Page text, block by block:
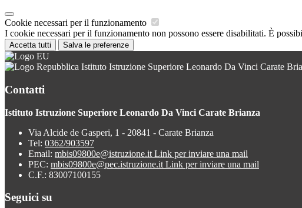
Cookie necessari per il funzionamento
I cookie necessari per il funzionamento non possono essere disabilitati. È
Accetta tutti Salva le preferenze
Istituto Istruzione Superiore Leonardo Da Vinci Carate
Contatti
Istituto Istruzione Superiore Leonardo Da Vinci Carate Brianza
Via Alcide de Gasperi, 1 - 20841 - Carate Brianza
Tel: 0362/903597
Email: mbis09800e@istruzione.it Link per inviare una mail
PEC: mbis09800e@pec.istruzione.it Link per inviare una mail
C.F.: 83007100155
Seguici su